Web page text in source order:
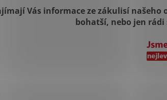
Vás informace ze zákulisí
bohatší, nebo jen